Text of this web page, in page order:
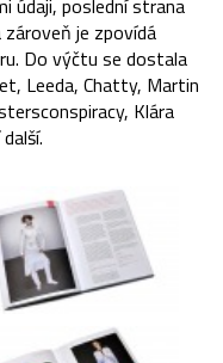
je zpovídá
Do výčtu se dostala
Leeda, Chatty, Martin
Klára